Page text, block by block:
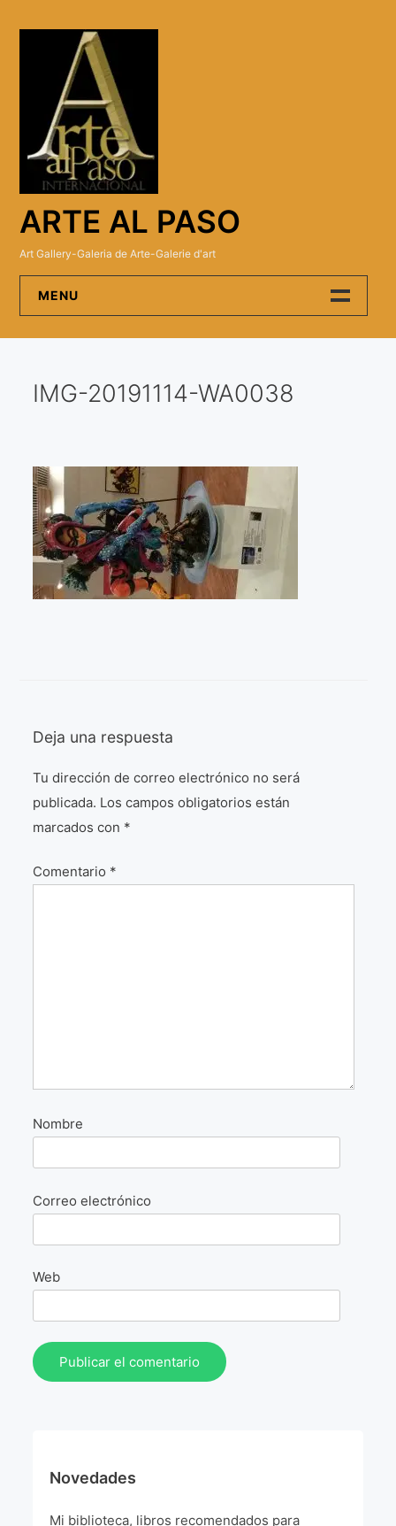
ARTE AL PASO
Art Gallery-Galeria de Arte-Galerie d'art
MENU
Artistas
Visitas a los ateliers o talleres de artistas
Presse
Qué dicen de nosotros?
Aviso legal
«Réalisme Magique et Olympique» PARIS 2024
«Impressionnis-vous» Paris 2023
¡VIVE Molière! Un hommage latino-américain à
Molière 2022
Exposición París 2021 “Traverser ton miroir” «A
través de tu espejo»
La Fórmula Científica Del Arte
Manifiesto Ecoarte
Association Paris
Blog
IMG-20191114-WA0038
Deja una respuesta
Tu dirección de correo electrónico no será
publicada. Los campos obligatorios están
marcados con *
Comentario *
Nombre
Correo electrónico
Web
Novedades
Mi biblioteca, libros recomendados para